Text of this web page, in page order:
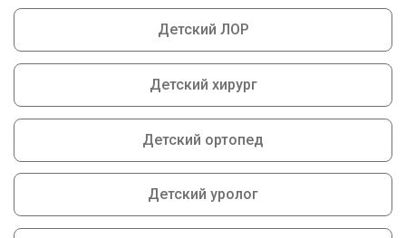
Детский ЛОР
Детский хирург
Детский ортопед
Детский уролог